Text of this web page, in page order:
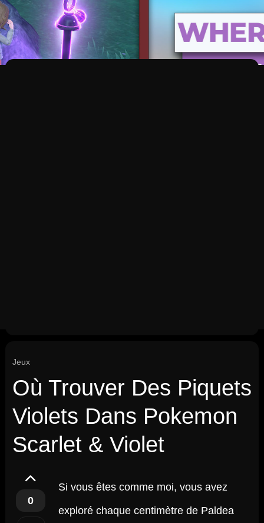
Jeux
Où Trouver Des Piquets
Violets Dans Pokemon
Scarlet & Violet
0
Si vous êtes comme moi, vous avez
exploré chaque centimètre de Paldea